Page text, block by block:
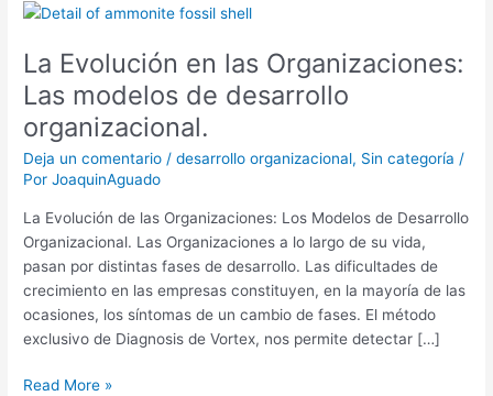
La Evolución en las Organizaciones:
Las modelos de desarrollo
organizacional.
Deja un comentario /desarrollo organizacional, Sin categoría /
PorJoaquinAguado
La Evolución de las Organizaciones: Los Modelos de Desarrollo
Organizacional. Las Organizaciones a lo largo de su vida,
pasan por distintas fases de desarrollo. Las dificultades de
crecimiento en las empresas constituyen, en la mayoría de las
ocasiones, los síntomas de un cambio de fases. El método
exclusivo de Diagnosis de Vortex, nos permite detectar […]
La
en
las
Organizaciones:
Las
modelos
de
organizacional.
Read More »